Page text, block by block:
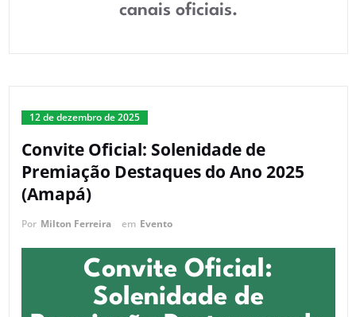
canais oficiais.
12 de dezembro de 2025
Convite Oficial: Solenidade de
Premiação Destaques do Ano 2025
(Amapá)
Por Milton Ferreira em Evento
Convite Oficial:
Solenidade de